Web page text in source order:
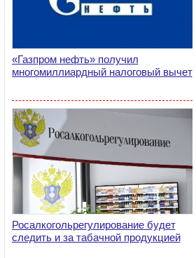
«Газпром нефть» получил
многомиллиардный налоговый вычет
Росалкогольрегулирование будет
следить и за табачной продукцией